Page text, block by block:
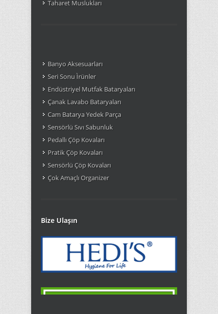
Taharet Muslukları
Banyo Aksesuarları
Seri Sonu Ìrünler
Endüstriyel Mutfak Bataryaları
Çanak Lavabo Bataryaları
Cam Batarya Yedek Parça
Sensörlü Sıvı Sabunluk
Pedallı Çöp Kovaları
Pratik Çöp Kovaları
Sensörlü Çöp Kovaları
Çok Amaçlı Organizer
Bize Ulaşın